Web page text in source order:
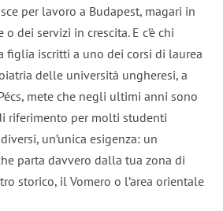
per lavoro a Budapest, magari in
dei servizi in crescita. E c’è chi
figlia iscritti a uno dei corsi di laurea
delle università ungheresi, a
mete che negli ultimi anni sono
riferimento per molti studenti
un’unica esigenza: un
parta davvero dalla tua zona di
storico, il Vomero o l’area orientale